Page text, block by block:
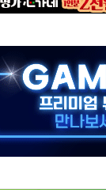
숨진 채 발견
연설서 신경전 고조